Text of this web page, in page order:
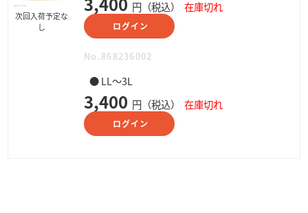
次回入荷予定な
し
円（税込） 在庫切れ
ログイン
No.868236002
● LL～3L
3,400 円（税込） 在庫切れ
ログイン